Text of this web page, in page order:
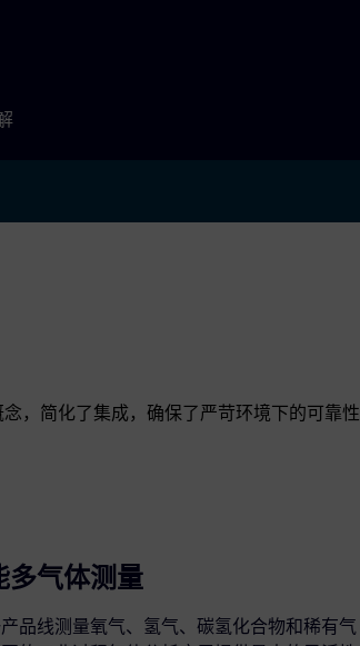
，简化了集成，确保了严苛环境下的可靠性
多气体测量
品线测量氧气、氢气、碳氢化合物和稀有气